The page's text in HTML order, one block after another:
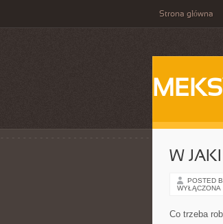
Strona główna
W
POSTED
WYŁĄCZONA
Co trzeba